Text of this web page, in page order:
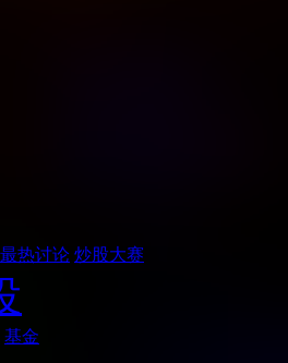
最热讨论 炒股大赛
基金